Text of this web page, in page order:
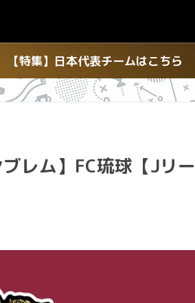
【特集】日本代表チームはこちら
レム】FC琉球【Jリー